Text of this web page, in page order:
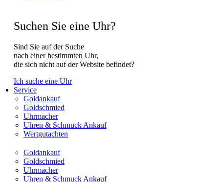
Suchen Sie eine Uhr?
Sind Sie auf der Suche
nach einer bestimmten Uhr,
die sich nicht auf der Website befindet?
Ich suche eine Uhr
Service
Goldankauf
Goldschmied
Uhrmacher
Uhren & Schmuck Ankauf
Wertgutachten
Goldankauf
Goldschmied
Uhrmacher
Uhren & Schmuck Ankauf